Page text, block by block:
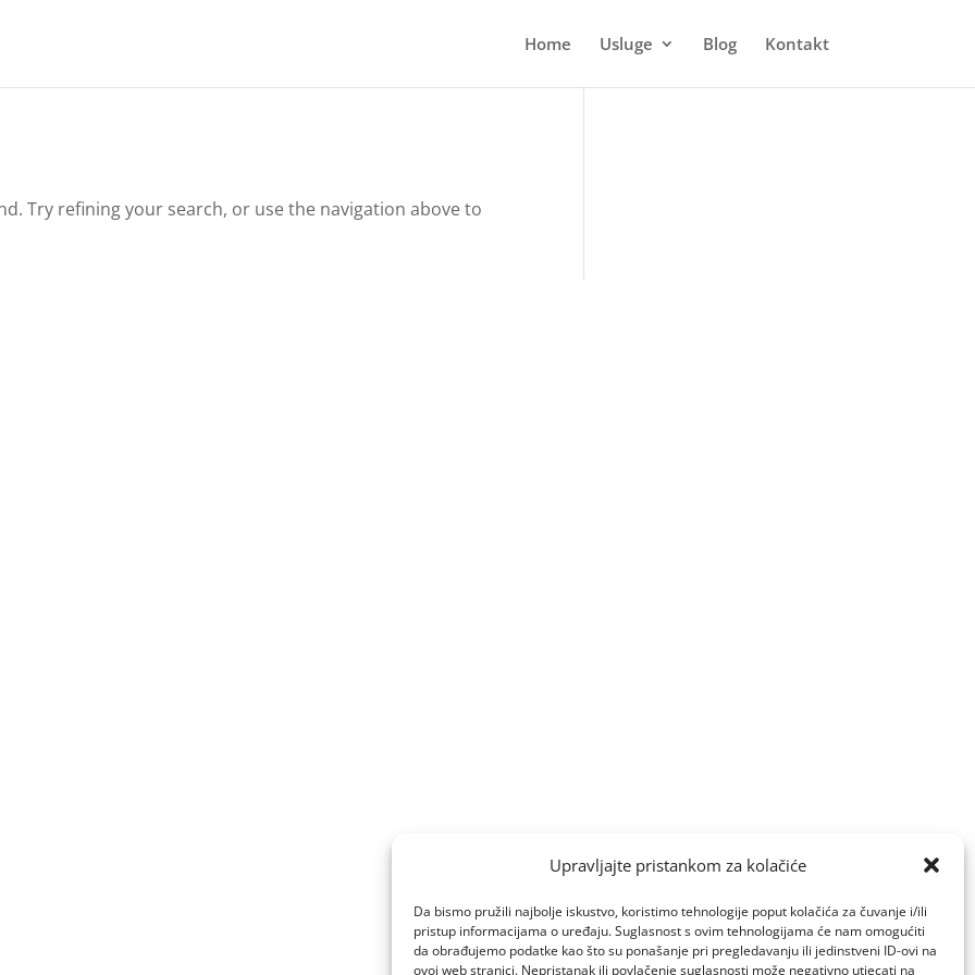
Upravljajte pristankom za kolačiće
Da bismo pružili najbolje iskustvo, koristimo tehnologije poput kolačića za čuvanje i/ili
pristup informacijama o uređaju. Suglasnost s ovim tehnologijama će nam omogućiti
da obrađujemo podatke kao što su ponašanje pri pregledavanju ili jedinstveni ID-ovi na
ovoj web stranici. Nepristanak ili povlačenje suglasnosti može negativno utjecati na
Home Usluge Blog Kontakt
Try refining your search, or use the navigation above to